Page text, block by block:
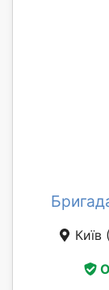
Київ